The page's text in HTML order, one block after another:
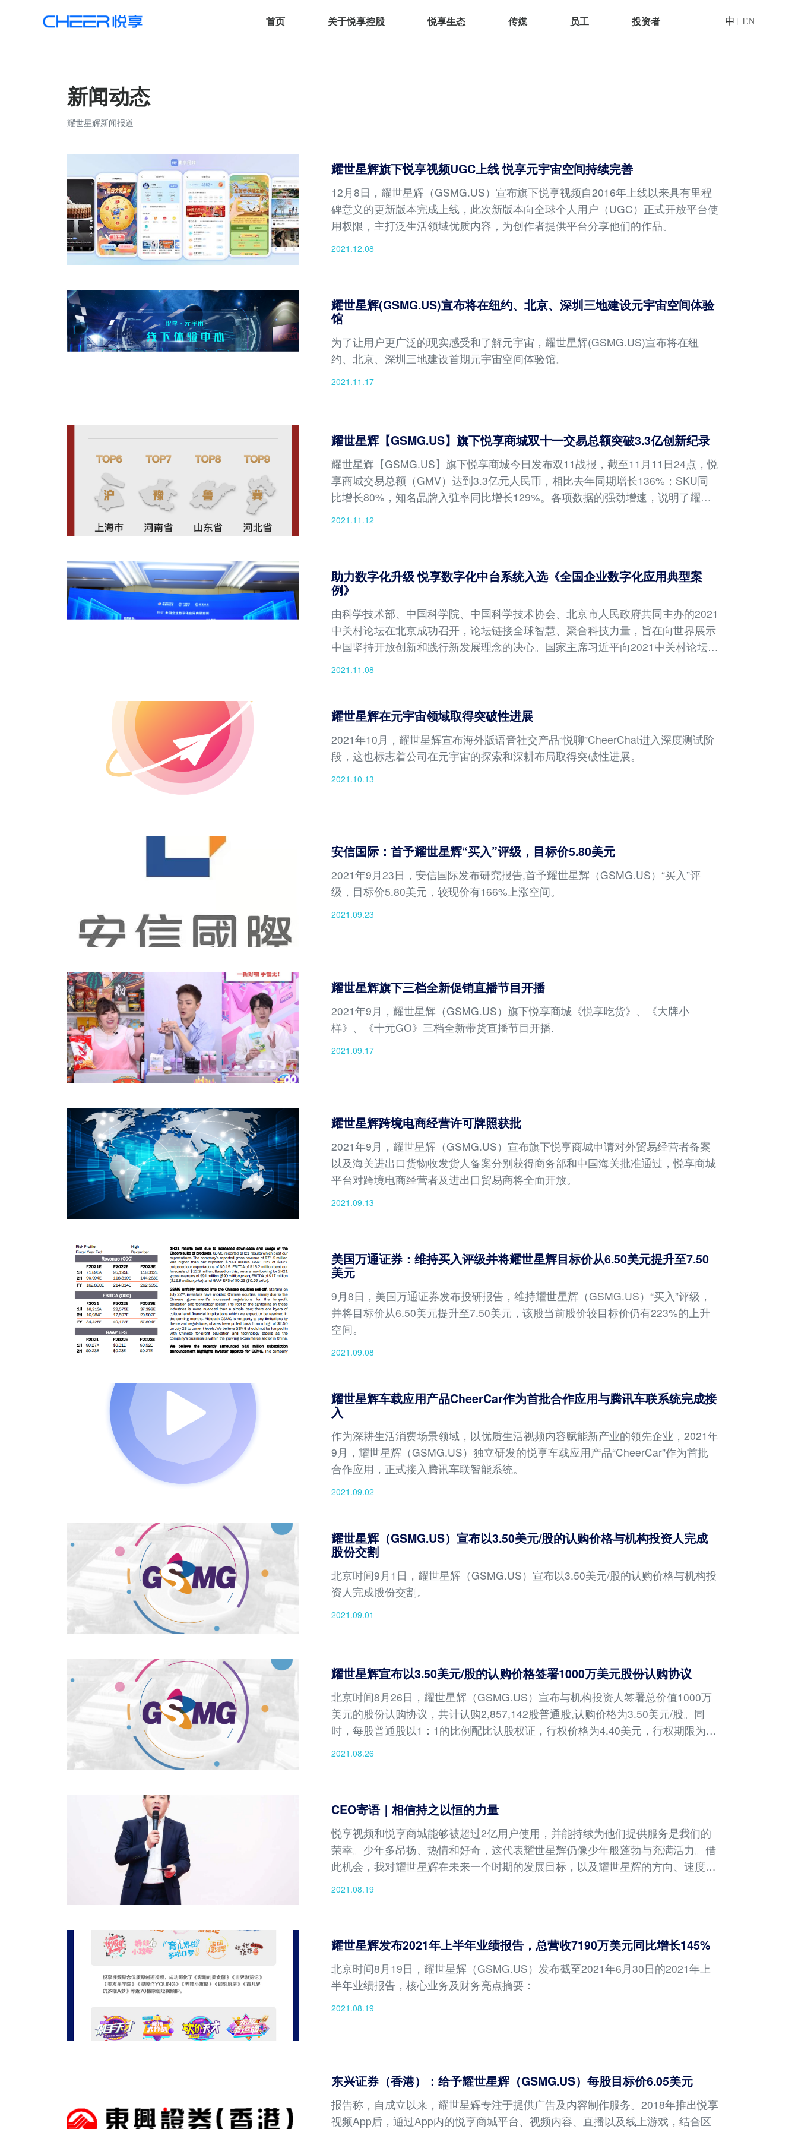
首页 关于悦享控股 悦享生态 传媒 员工 投资者 中 EN
新闻动态
耀世星辉新闻报道
耀世星辉旗下悦享视频UGC上线 悦享元宇宙空间持续完善
12月8日，耀世星辉（GSMG.US）宣布旗下悦享视频自2016年上线以来具有里程
碑意义的更新版本完成上线，此次新版本向全球个人用户（UGC）正式开放平台使
用权限，主打泛生活领域优质内容，为创作者提供平台分享他们的作品。
2021.12.08
耀世星辉(GSMG.US)宣布将在纽约、北京、深圳三地建设元宇宙空间体验
馆
为了让用户更广泛的现实感受和了解元宇宙，耀世星辉(GSMG.US)宣布将在纽
约、北京、深圳三地建设首期元宇宙空间体验馆。
2021.11.17
耀世星辉【GSMG.US】旗下悦享商城双十一交易总额突破3.3亿创新纪录
耀世星辉【GSMG.US】旗下悦享商城今日发布双11战报，截至11月11日24点，悦
享商城交易总额（GMV）达到3.3亿元人民币，相比去年同期增长136%；SKU同
比增长80%，知名品牌入驻率同比增长129%。各项数据的强劲增速，说明了耀世
星辉专注打造的内容新电商已进入增长爆发期。
2021.11.12
助力数字化升级 悦享数字化中台系统入选《全国企业数字化应用典型案
例》
由科学技术部、中国科学院、中国科学技术协会、北京市人民政府共同主办的2021
中关村论坛在北京成功召开，论坛链接全球智慧、聚合科技力量，旨在向世界展示
中国坚持开放创新和践行新发展理念的决心。国家主席习近平向2021中关村论坛视
2021.11.08
耀世星辉在元宇宙领域取得突破性进展
2021年10月，耀世星辉宣布海外版语音社交产品“悦聊”CheerChat进入深度测试阶
段，这也标志着公司在元宇宙的探索和深耕布局取得突破性进展。
2021.10.13
安信国际：首予耀世星辉“买入”评级，目标价5.80美元
2021年9月23日，安信国际发布研究报告,首予耀世星辉（GSMG.US）“买入”评
级，目标价5.80美元，较现价有166%上涨空间。
2021.09.23
耀世星辉旗下三档全新促销直播节目开播
2021年9月，耀世星辉（GSMG.US）旗下悦享商城《悦享吃货》、《大牌小
样》、《十元GO》三档全新带货直播节目开播.
2021.09.17
耀世星辉跨境电商经营许可牌照获批
2021年9月，耀世星辉（GSMG.US）宣布旗下悦享商城申请对外贸易经营者备案
以及海关进出口货物收发货人备案分别获得商务部和中国海关批准通过，悦享商城
平台对跨境电商经营者及进出口贸易商将全面开放。
2021.09.13
美国万通证券：维持买入评级并将耀世星辉目标价从6.50美元提升至7.50
美元
9月8日，美国万通证券发布投研报告，维持耀世星辉（GSMG.US）“买入”评级，
并将目标价从6.50美元提升至7.50美元，该股当前股价较目标价仍有223%的上升
空间。
2021.09.08
耀世星辉车载应用产品CheerCar作为首批合作应用与腾讯车联系统完成接
入
作为深耕生活消费场景领域，以优质生活视频内容赋能新产业的领先企业，2021年
9月，耀世星辉（GSMG.US）独立研发的悦享车载应用产品“CheerCar”作为首批
合作应用，正式接入腾讯车联智能系统。
2021.09.02
耀世星辉（GSMG.US）宣布以3.50美元/股的认购价格与机构投资人完成
股份交割
北京时间9月1日，耀世星辉（GSMG.US）宣布以3.50美元/股的认购价格与机构投
资人完成股份交割。
2021.09.01
耀世星辉宣布以3.50美元/股的认购价格签署1000万美元股份认购协议
北京时间8月26日，耀世星辉（GSMG.US）宣布与机构投资人签署总价值1000万
美元的股份认购协议，共计认购2,857,142股普通股,认购价格为3.50美元/股。同
时，每股普通股以1：1的比例配比认股权证，行权价格为4.40美元，行权期限为一
年。
2021.08.26
CEO寄语｜相信持之以恒的力量
悦享视频和悦享商城能够被超过2亿用户使用，并能持续为他们提供服务是我们的
荣幸。少年多昂扬、热情和好奇，这代表耀世星辉仍像少年般蓬勃与充满活力。借
此机会，我对耀世星辉在未来一个时期的发展目标，以及耀世星辉的方向、速度、
2021.08.19
耀世星辉发布2021年上半年业绩报告，总营收7190万美元同比增长145%
北京时间8月19日，耀世星辉（GSMG.US）发布截至2021年6月30日的2021年上
半年业绩报告，核心业务及财务亮点摘要：
2021.08.19
东兴证券（香港）：给予耀世星辉（GSMG.US）每股目标价6.05美元
报告称，自成立以来，耀世星辉专注于提供广告及内容制作服务。2018年推出悦享
视频App后，通过App内的悦享商城平台、视频内容、直播以及线上游戏，结合区